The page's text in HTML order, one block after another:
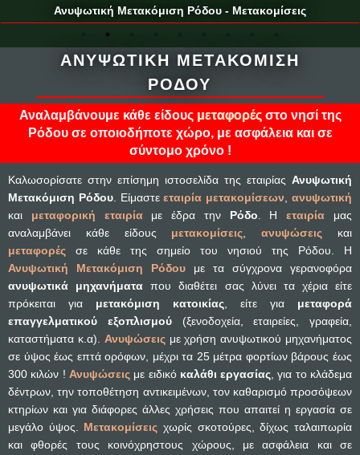
Ανυψωτική Μετακόμιση Ρόδου - Μετακομίσεις
ΑΝΥΨΩΤΙΚΗ ΜΕΤΑΚΟΜΙΣΗ
ΡΟΔΟΥ
Αναλαμβάνουμε κάθε είδους μεταφορέςστο νησί της
Ρόδου σε οποιοδήποτε χώρο, με ασφάλεια και σε
σύντομο χρόνο !
Καλωσορίσατε στην επίσημη ιστοσελίδα της εταιρίας Ανυψωτική
Μετακόμιση Ρόδου. Είμαστεεταιρία μετακομίσεων,ανυψωτική
και μεταφορική εταιρίαμε έδρα την Ρόδο. Ηεταιρία μας
αναλαμβάνει κάθε είδους μετακομίσεις,ανυψώσεις και
μεταφορές σε κάθε της σημείο του νησιού της Ρόδου. Η
Ανυψωτική Μετακόμιση Ρόδου με τα σύγχρονα γερανοφόρα
ανυψωτικά μηχανήματα που διαθέτει σας λύνει τα χέρια είτε
πρόκειται για μετακόμιση κατοικίας, είτε για μεταφορά
επαγγελματικού εξοπλισμού(ξενοδοχεία, εταιρείες, γραφεία,
καταστήματα κ.α). Ανυψώσειςμε χρήση ανυψωτικού μηχανήματος
σε ύψος έως επτά ορόφων, μέχρι τα 25 μέτρα φορτίων βάρους έως
300 κιλών ! Ανυψώσειςμε ειδικό καλάθι εργασίας, για το κλάδεμα
δέντρων, την τοποθέτηση αντικειμένων, τον καθαρισμό προσόψεων
κτηρίων και για διάφορες άλλες χρήσεις που απαιτεί η εργασία σε
μεγάλο ύψος. Μετακομίσεις χωρίς σκοτούρες, δίχως ταλαιπωρία
και φθορές τους κοινόχρηστους χώρους, με ασφάλεια και σε